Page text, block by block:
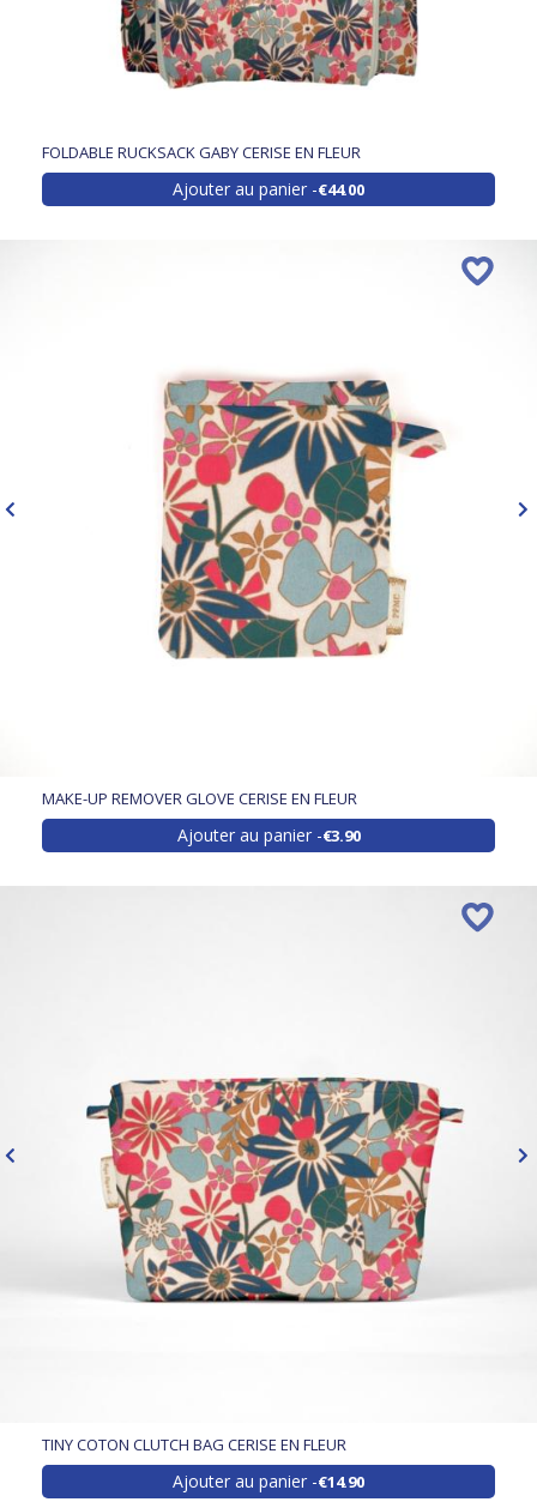
FOLDABLE RUCKSACK GABY CERISE EN FLEUR
Ajouter au panier €44.00
MAKE-UP REMOVER GLOVE CERISE EN FLEUR
Ajouter au panier €3.90
TINY COTON CLUTCH BAG CERISE EN FLEUR
Ajouter au panier €14.90